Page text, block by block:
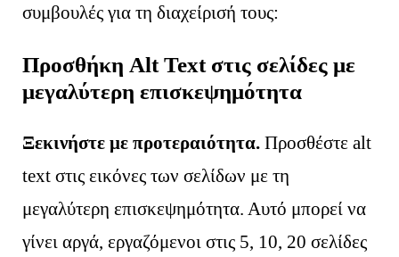
συμβουλές για τη διαχείρισή τους:
Προσθήκη Alt Text στις σελίδες με
μεγαλύτερη επισκεψημότητα
Ξεκινήστε με προτεραιότητα. Προσθέστε alt
text στις εικόνες των σελίδων με τη
μεγαλύτερη επισκεψημότητα. Αυτό μπορεί να
γίνει αργά, εργαζόμενοι στις 5, 10, 20 σελίδες